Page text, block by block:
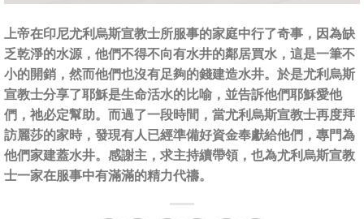
上帝在印尼尤利烏斯宣教士所服事的家庭中行了奇事，因為缺
乏乾淨的水源，他們不得不向有水井的鄰居買水，這是一筆不
小的開銷，然而他們也沒有足夠的錢建造水井。於是尤利烏斯
宣教士分享了耶穌是生命活水的比喻，並告訴他們耶穌愛他
們，祂必定幫助。而過了一段時間，當尤利烏斯宣教士再度拜
訪麗莎的家時，發現有人已經準備好資金奉獻給他們，專門為
他們家建蓋水井。感謝主，求主持續帶領，也為尤利烏斯宣教
士一家在服事中有滿滿的精力代禱。